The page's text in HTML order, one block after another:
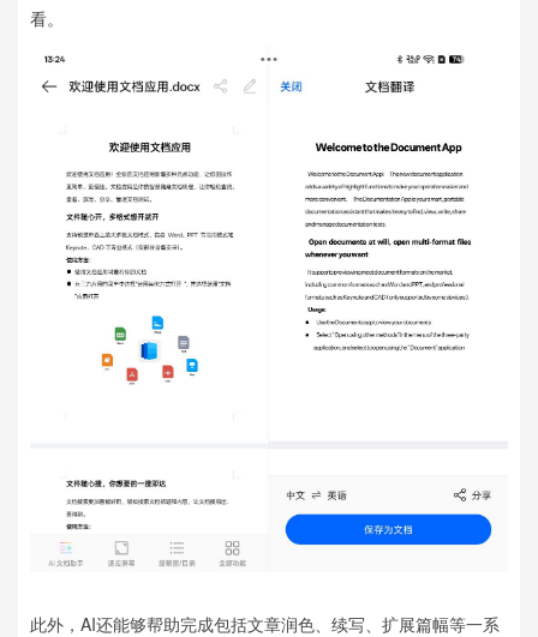
看。
此外，AI还能够帮助完成包括文章润色、续写、扩展篇幅等一系